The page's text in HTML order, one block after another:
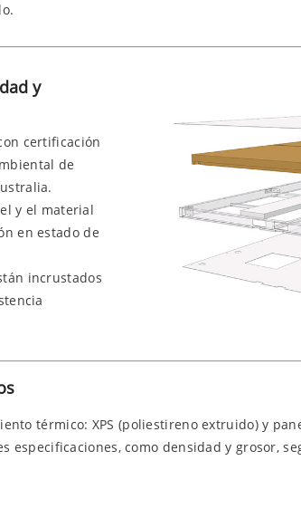
y
certificación
de
y el material
en estado de
incrustados
térmico: XPS (poliestireno extruido) y
como densidad y grosor,